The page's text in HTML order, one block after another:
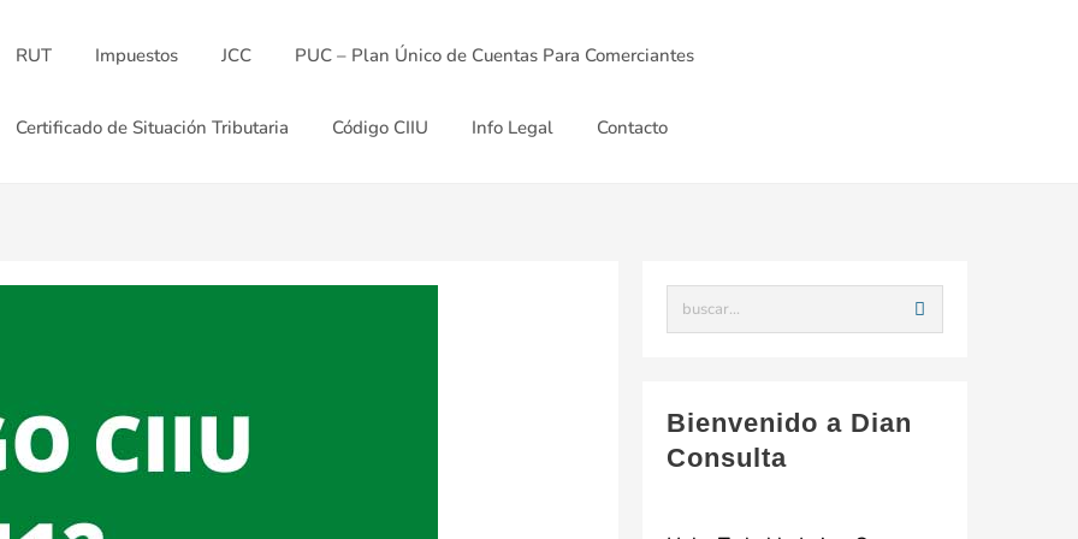
RUT Impuestos JCC PUC – Plan Único de Cuentas Para Comerciantes
Certificado de Situación Tributaria Código CIIU Info Legal Contacto
Bienvenido a Dian
Consulta